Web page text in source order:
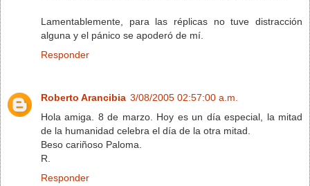
Lamentablemente, para las réplicas no tuve distracción
alguna y el pánico se apoderó de mí.
Responder
Roberto Arancibia 3/08/2005 02:57:00 a.m.
Hola amiga. 8 de marzo. Hoy es un día especial, la mitad
de la humanidad celebra el día de la otra mitad.
Beso cariñoso Paloma.
R.
Responder